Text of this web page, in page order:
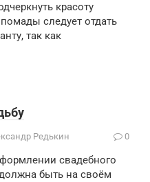
красоту
следует отдать
так как
Редькин 0
свадебного
быть на своём